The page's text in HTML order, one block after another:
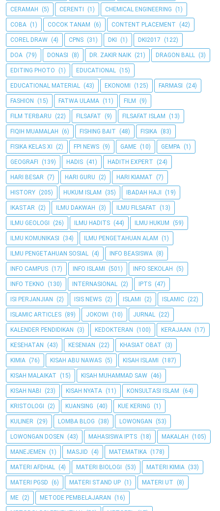
CERAMAH (5) CERENTI (1) CHEMICAL ENGINEERING (1)
COBA (1) COCOK TANAM (6) CONTENT PLACEMENT (42)
COREL DRAW (4) CPNS (31) DKI (1) DKI2017 (122)
DOA (79) DONASI (8) DR. ZAKIR NAIK (21) DRAGON BALL (3)
EDITING PHOTO (1) EDUCATIONAL (15)
EDUCATIONAL MATERIAL (43) EKONOMI (125) FARMASI (24)
FASHION (15) FATWA ULAMA (11) FILM (9)
FILM TERBARU (22) FILSAFAT (9) FILSAFAT ISLAM (13)
FIQIH MUAMALAH (6) FISHING BAIT (48) FISIKA (83)
FISIKA KELAS XI (2) FPI NEWS (9) GAME (10) GEMPA (1)
GEOGRAFI (139) HADIS (41) HADITH EXPERT (24)
HARI BESAR (7) HARI GURU (2) HARI KIAMAT (7)
HISTORY (205) HUKUM ISLAM (35) IBADAH HAJI (19)
IKASTAR (2) ILMU DAKWAH (3) ILMU FILSAFAT (13)
ILMU GEOLOGI (26) ILMU HADITS (44) ILMU HUKUM (59)
ILMU KOMUNIKASI (34) ILMU PENGETAHUAN ALAM (1)
ILMU PENGETAHUAN SOSIAL (4) INFO BEASISWA (8)
INFO CAMPUS (17) INFO ISLAMI (501) INFO SEKOLAH (5)
INFO TEKNO (130) INTERNASIONAL (2) IPTS (47)
ISI PERJANJIAN (2) ISIS NEWS (2) ISLAMI (2) ISLAMIC (22)
ISLAMIC ARTICLES (89) JOKOWI (10) JURNAL (22)
KALENDER PENDIDIKAN (3) KEDOKTERAN (100) KERAJAAN (17)
KESEHATAN (43) KESENIAN (22) KHASIAT OBAT (3)
KIMIA (76) KISAH ABU NAWAS (5) KISAH ISLAMI (187)
KISAH MALAIKAT (15) KISAH MUHAMMAD SAW (46)
KISAH NABI (23) KISAH NYATA (11) KONSULTASI ISLAM (64)
KRISTOLOGI (2) KUANSING (40) KUE KERING (1)
KULINER (29) LOMBA BLOG (38) LOWONGAN (53)
LOWONGAN DOSEN (43) MAHASISWA IPTS (18) MAKALAH (105)
MANEJEMEN (1) MASJID (4) MATEMATIKA (178)
MATERI AFDHAL (4) MATERI BIOLOGI (53) MATERI KIMIA (33)
MATERI PGSD (6) MATERI STAND UP (1) MATERI UT (8)
ME (2) METODE PEMBELAJARAN (16)